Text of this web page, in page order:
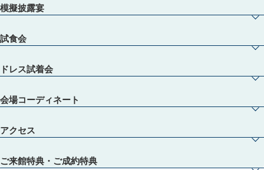
【初めての見学・列席経験０でも安心♪】スタイルグループのプロスタッフが安心
模擬披露宴
試食会
ドレス試着会
会場コーディネート
アクセス
ご来館特典・ご成約特典